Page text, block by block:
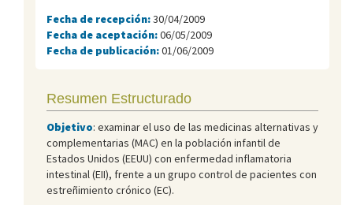
Fecha de recepción:30/04/2009
Fecha de aceptación:06/05/2009
Fecha de publicación:01/06/2009
Resumen Estructurado
Objetivo: examinar el uso de las medicinas alternativas y
complementarias (MAC) en la población infantil de
Estados Unidos (EEUU) con enfermedad inflamatoria
intestinal (EII), frente a un grupo control de pacientes con
estreñimiento crónico (EC).